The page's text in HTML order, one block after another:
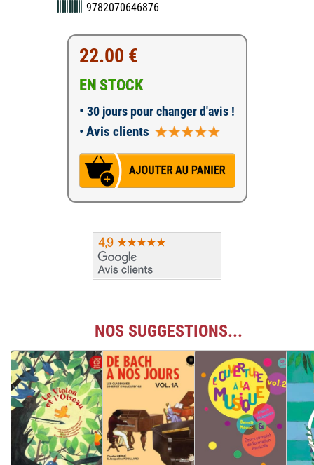
9782070646876
22.00 €
EN STOCK
• 30 jours pour changer d'avis !
• Avis clients
NOS SUGGESTIONS...